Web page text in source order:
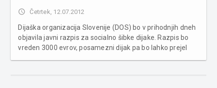
access_time Četrtek, 12.07.2012
Dijaška organizacija Slovenije (DOS) bo v prihodnjih dneh
objavila javni razpis za socialno šibke dijake. Razpis bo
vreden 3000 evrov, posamezni dijak pa bo lahko prejel